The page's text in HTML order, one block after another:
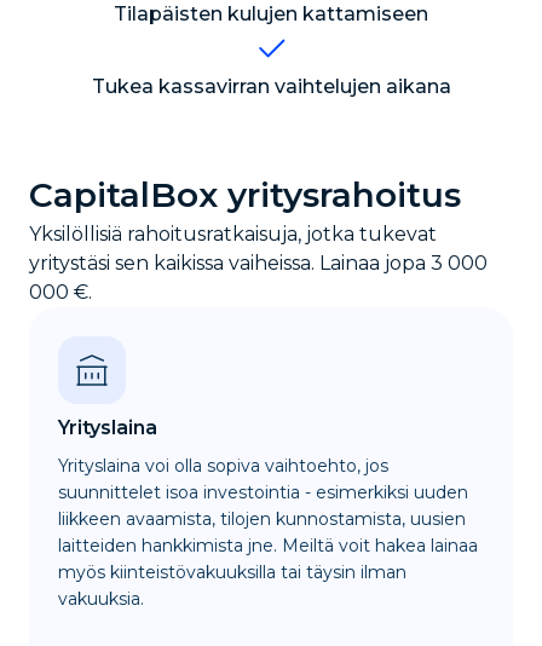
Tilapäisten kulujen kattamiseen
Tukea kassavirran vaihtelujen aikana
CapitalBox yritysrahoitus
Yksilöllisiä rahoitusratkaisuja, jotka tukevat
yritystäsi sen kaikissa vaiheissa. Lainaa jopa 3 000
000 €.
Yrityslaina
Yrityslaina voi olla sopiva vaihtoehto, jos
suunnittelet isoa investointia - esimerkiksi uuden
liikkeen avaamista, tilojen kunnostamista, uusien
laitteiden hankkimista jne. Meiltä voit hakea lainaa
myös kiinteistövakuuksilla tai täysin ilman
vakuuksia.